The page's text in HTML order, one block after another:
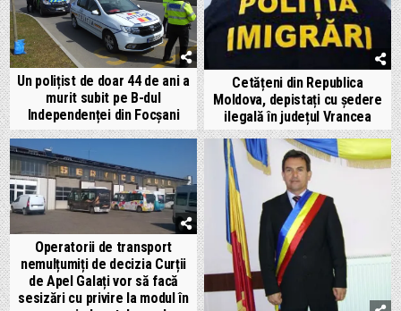
Un polițist de doar 44 de ani a
murit subit pe B-dul
Independenței din Focșani
Cetățeni din Republica
Moldova, depistați cu ședere
ilegală în județul Vrancea
Operatorii de transport
nemulțumiți de decizia Curții
de Apel Galați vor să facă
sesizări cu privire la modul în